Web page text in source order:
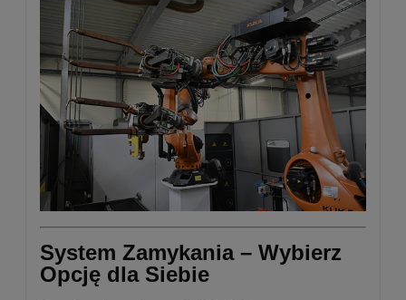
System Zamykania – Wybierz
Opcję dla Siebie